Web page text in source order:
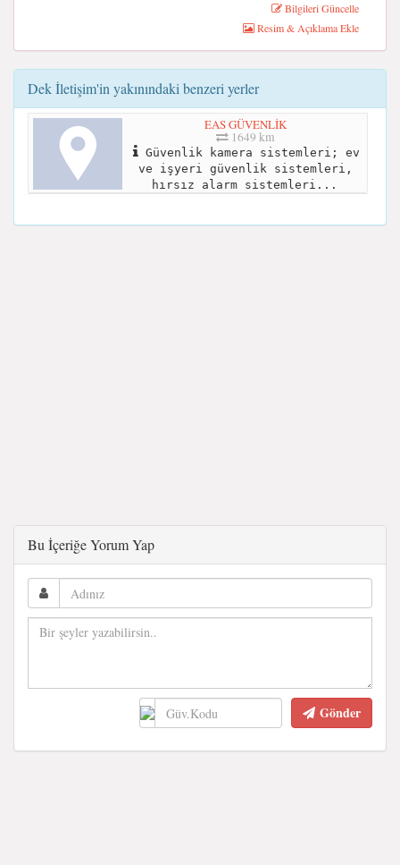
Bilgileri Güncelle
Resim & Açıklama Ekle
Dek İletişim'in yakınındaki benzeri yerler
EAS GÜVENLİK
1649 km
Güvenlik kamera sistemleri; ev
ve işyeri güvenlik sistemleri,
hırsız alarm sistemleri...
Bu İçeriğe Yorum Yap
Gönder